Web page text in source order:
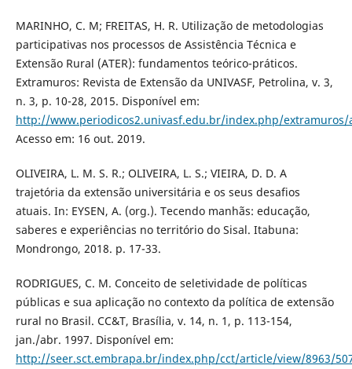
MARINHO, C. M; FREITAS, H. R. Utilização de metodologias
participativas nos processos de Assistência Técnica e
Extensão Rural (ATER): fundamentos teórico-práticos.
Extramuros: Revista de Extensão da UNIVASF, Petrolina, v. 3,
n. 3, p. 10-28, 2015. Disponível em:
http://www.periodicos2.univasf.edu.br/index.php/
Acesso em: 16 out. 2019.
OLIVEIRA, L. M. S. R.; OLIVEIRA, L. S.; VIEIRA, D. D. A
trajetória da extensão universitária e os seus desafios
atuais. In: EYSEN, A. (org.). Tecendo manhãs: educação,
saberes e experiências no território do Sisal. Itabuna:
Mondrongo, 2018. p. 17-33.
RODRIGUES, C. M. Conceito de seletividade de políticas
públicas e sua aplicação no contexto da política de extensão
rural no Brasil. CC&T, Brasília, v. 14, n. 1, p. 113-154,
jan./abr. 1997. Disponível em:
http://seer.sct.embrapa.br/index.php/cct/article/view/8963/